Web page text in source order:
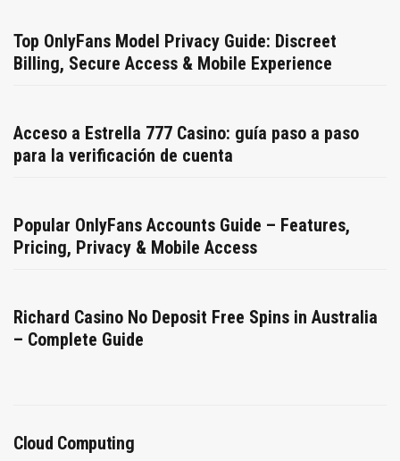
Top OnlyFans Model Privacy Guide: Discreet
Billing, Secure Access & Mobile Experience
Acceso a Estrella 777 Casino: guía paso a paso
para la verificación de cuenta
Popular OnlyFans Accounts Guide – Features,
Pricing, Privacy & Mobile Access
Richard Casino No Deposit Free Spins in Australia
– Complete Guide
Cloud Computing